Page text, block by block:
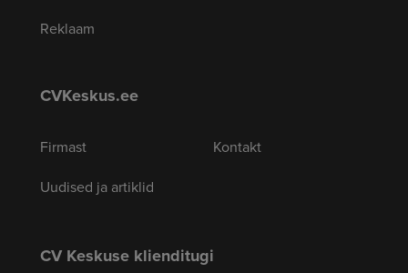
Reklaam
CVKeskus.ee
Firmast
Uudised ja artiklid
Kontakt
CV Keskuse klienditugi